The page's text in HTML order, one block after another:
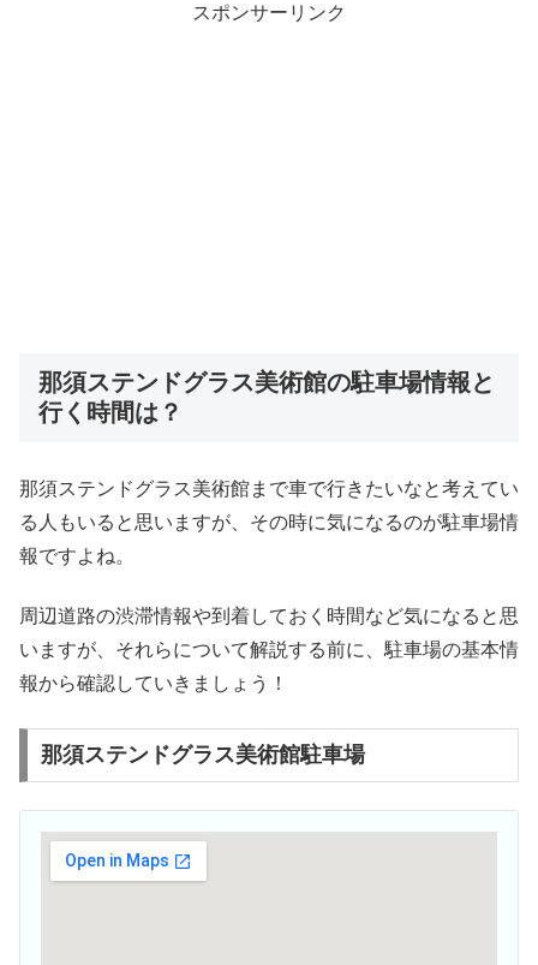
スポンサーリンク
那須ステンドグラス美術館の駐車場情報と
行く時間は？
那須ステンドグラス美術館まで車で行きたいなと考えてい
る人もいると思いますが、その時に気になるのが駐車場情
報ですよね。
周辺道路の渋滞情報や到着しておく時間など気になると思
いますが、それらについて解説する前に、駐車場の基本情
報から確認していきましょう！
那須ステンドグラス美術館駐車場